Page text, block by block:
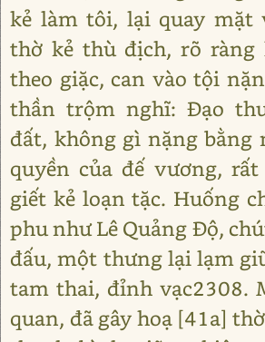
kẻ làm tôi, lại quay mặt
thờ kẻ thù địch, rõ ràng
theo giặc, can vào tội
thần trộm nghĩ: Đạo
đất, không gì nặng bằng
quyền của đế vương,
giết kẻ loạn tặc. Huống
phu như Lê Quảng Độ,
đấu, một thưng lại lạm
tam thai, đỉnh vạc2308.
quan, đã gây hoạ [41a]